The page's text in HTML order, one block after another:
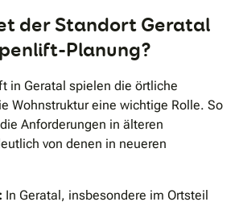
der Standort Geratal
Planung?
in Geratal spielen die örtliche
Wohnstruktur eine wichtige Rolle. So
Anforderungen in älteren
von denen in neueren
In Geratal, insbesondere im Ortsteil